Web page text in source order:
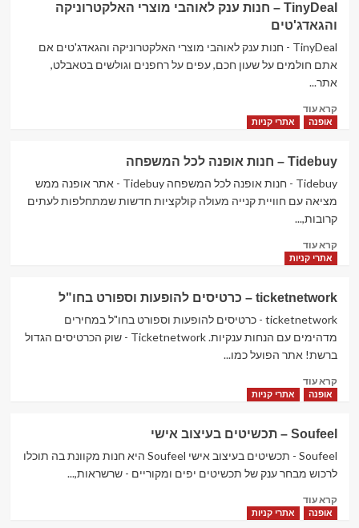
שופס אתר
הקניות
הגדול
בישראל!
TinyDeal – חנות ענק לאוהבי מוצרי האלקטרוניקה
והגאדג'טים
TinyDeal - חנות ענק לאוהבי מוצרי האלקטרוניקה והגאדג'טים אם
אתם חולמים על שעון חכם, עפים על רחפנים וגולשים בטאבלט,
אתר...
קרא עודRead
more
–
חנות
ענק
מוצרי
האלקטרוניקה
והגאדג'טים
אופנה אתרי קניות
Tidebuy – חנות אופנה לכל המשפחה
Tidebuy - חנות אופנה לכל המשפחה Tidebuy - אתר אופנה ממש
מציאה עם חוויית קנייה מעולה קולקציות חדשות שמתחלפות לעתים
קרובות,...
קרא עודRead
more
–
חנות
אופנה
אתרי קניות
ticketnetwork – כרטיסים להופעות וספורט בחו"ל
ticketnetwork - כרטיסים להופעות וספורט בחו"ל במחירים
מדהימים עם הנחות ענקיות. Ticketnetwork - שוק הכרטיסים הגדול
ברשת! אתר הפועל כמו...
קרא עודRead
more
–
כרטיסים
להופעות
בחו"ל
אופנה אתרי קניות
Soufeel – תכשיטים בעיצוב אישי
Soufeel - תכשיטים בעיצוב אישי Soufeel היא חנות מקוונת בה תוכלו
לרכוש מבחר ענק של תכשיטים יפים ומקוריים - שרשראות,...
קרא עודRead
more
אופנה אתרי קניות